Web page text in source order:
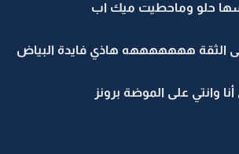
حلو وماحطيت ميك اب
الثقة هههههههه هاذي فايدة البياض
وانتي على الموضة برونز